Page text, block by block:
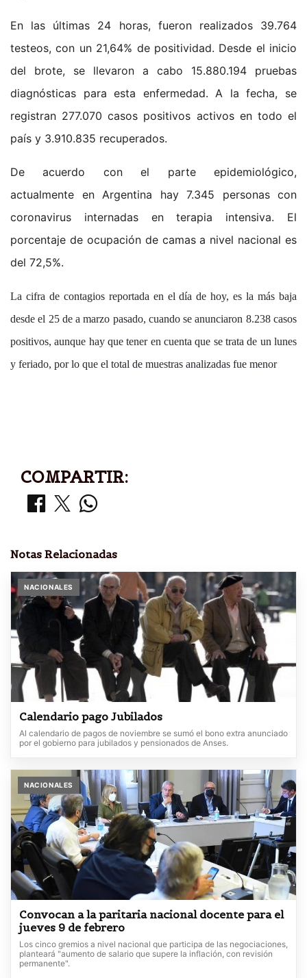
En las últimas 24 horas, fueron realizados 39.764
testeos, con un 21,64% de positividad. Desde el inicio
del brote, se llevaron a cabo 15.880.194 pruebas
diagnósticas para esta enfermedad. A la fecha, se
registran 277.070 casos positivos activos en todo el
país y 3.910.835 recuperados.
De acuerdo con el parte epidemiológico,
actualmente en Argentina hay 7.345 personas con
coronavirus internadas en terapia intensiva. El
porcentaje de ocupación de camas a nivel nacional es
del 72,5%.
La cifra de contagios reportada en el día de hoy, es la más baja
desde el 25 de a marzo pasado, cuando se anunciaron 8.238 casos
positivos, aunque hay que tener en cuenta que se trata de un lunes
y feriado, por lo que el total de muestras analizadas fue menor
COMPARTIR:
Notas Relacionadas
NACIONALES
Calendario pago Jubilados
Al calendario de pagos de noviembre se sumó el bono extra anunciado
por el gobierno para jubilados y pensionados de Anses.
NACIONALES
Convocan a la paritaria nacional docente para el
jueves 9 de febrero
Los cinco gremios a nivel nacional que participa de las negociaciones,
planteará "aumento de salario que supere la inflación, con revisión
permanente".